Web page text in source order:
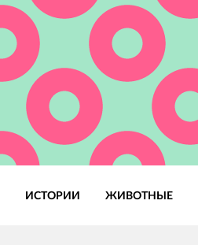
ИСТОРИИ ЖИВОТНЫЕ